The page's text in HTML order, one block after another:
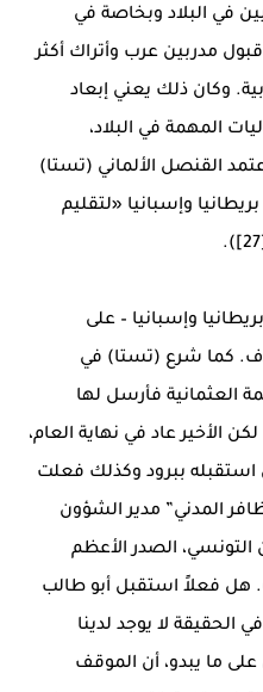
في البلاد وبخاصة في
مدربين عرب وأتراك أكثر
وكان ذلك يعني إبعاد
المهمة في البلاد،
القنصل الألماني (تستا)
وإسبانيا «لتقليم
وإسبانيا – على
كما شرع (تستا) في
العثمانية فأرسل لها
طالب، لكن الأخير عاد في نهاية العام،
استقبله ببرود وكذلك فعلت
المدني” مدير الشؤون
التونسي، الصدر الأعظم
وشخصيات أخرى([28]). هل فعلاً استقبل أبو طالب
الحقيقة لا يوجد لدينا
ما يبدو، أن الموقف